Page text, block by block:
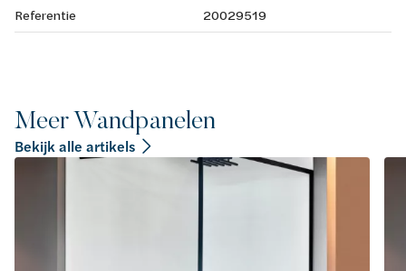
Referentie
20029519
Meer Wandpanelen
Bekijk alle artikels